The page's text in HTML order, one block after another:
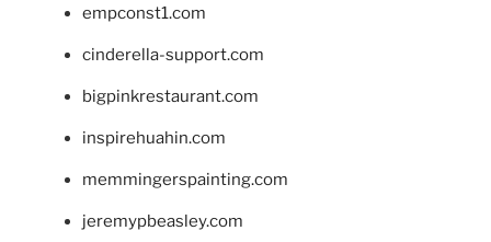
empconst1.com
cinderella-support.com
bigpinkrestaurant.com
inspirehuahin.com
memmingerspainting.com
jeremypbeasley.com